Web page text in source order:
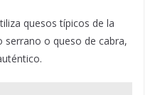
quesos típicos de la
serrano o queso de cabra,